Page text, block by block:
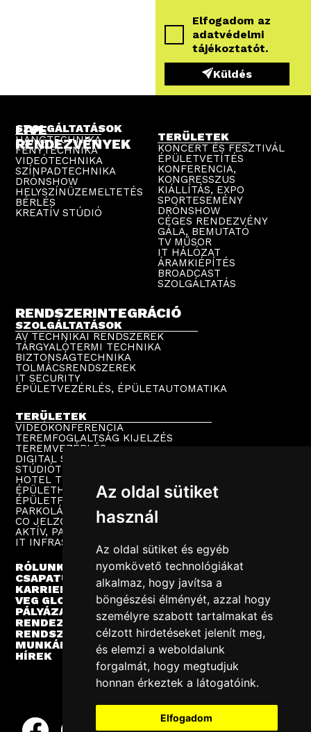
Az oldal sütiket
használ
Az oldal sütiket és egyéb
nyomkövető technológiákat
alkalmaz, hogy javítsa a
böngészési élményét, azzal hogy
személyre szabott tartalmakat és
célzott hirdetéseket jelenít meg,
és elemzi a weboldalunk
forgalmát, hogy megtudjuk
honnan érkeztek a látogatóink.
Elfogadom
Elfogadom az
adatvédelmi
tájékoztatót.
Küldés
LIVE
RENDEZVÉNYEK
SZOLGÁLTATÁSOK
HANGTECHNIKA
FÉNYTECHNIKA
VIDEÓTECHNIKA
SZÍNPADTECHNIKA
DRÓNSHOW
HELYSZÍNÜZEMELTETÉS
BÉRLÉS
KREATÍV STÚDIÓ
TERÜLETEK
KONCERT ÉS FESZTIVÁL
ÉPÜLETVETÍTÉS
KONFERENCIA,
KONGRESSZUS
KIÁLLÍTÁS, EXPO
SPORTESEMÉNY
DRÓNSHOW
CÉGES RENDEZVÉNY
GÁLA, BEMUTATÓ
TV MŰSOR
IT HÁLÓZAT
ÁRAMKIÉPÍTÉS
BROADCAST
SZOLGÁLTATÁS
RENDSZERINTEGRÁCIÓ
SZOLGÁLTATÁSOK
AV TECHNIKAI RENDSZEREK
TÁRGYALÓTERMI TECHNIKA
BIZTONSÁGTECHNIKA
TOLMÁCSRENDSZEREK
IT SECURITY
ÉPÜLETVEZÉRLÉS, ÉPÜLETAUTOMATIKA
TERÜLETEK
VIDEÓKONFERENCIA
TEREMFOGLALTSÁG KIJELZÉS
TEREMVEZÉRLÉS
DIGITAL SIGNAGE
STÚDIÓTECHNIKA
HOTEL TV
ÉPÜLETHANGOSÍTÁS
ÉPÜLETFELÜGYELET
PARKOLÁSTECHNIKA
CO JELZŐRENDSZER
AKTÍV, PASSZÍV HÁLÓZAT
IT INFRASTRUKTÚRA
RÓLUNK
CSAPATUNK
KARRIER
VEG GLOBAL
PÁLYÁZATOK
RENDEZVÉNYEK
RENDSZERINTEGRÁCIÓ
MUNKÁINK
HÍREK